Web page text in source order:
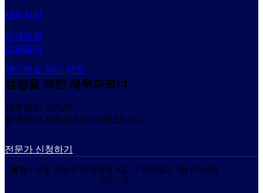
세무지식
인재채용
이용약관
개인정보 처리 방침
성장을 위한 세무파트너
세무법인 가치와
함께하면 세무관리가 쉬워집니다.
전문가 신청하기
본점 : 서울 강남구 테헤란로 8길 33 청원빌딩 3층 (역삼동
828 – 5)